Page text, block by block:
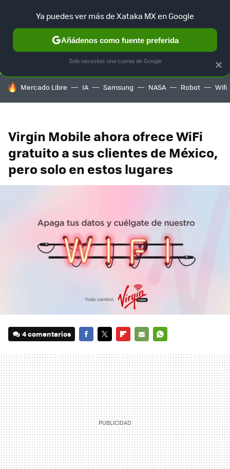
SELECCIÓN GAMING HOME AUTO TERRITORIO
HOY SE HABLA DE
Mercado Libre IA Samsung NASA Robot Wifi
Virgin Mobile ahora ofrece WiFi
gratuito a sus clientes de México,
pero solo en estos lugares
4 comentarios
MAIL
×
Ya puedes ver más de Xataka MX en Google
Añádenos como fuente preferida
Solo necesitas una cuenta de Google